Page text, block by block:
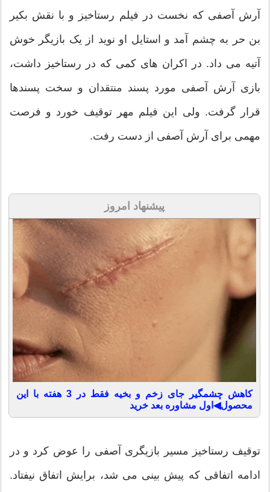
آرش آصفی که نخست در فیلم رستاخیز و با نقش بکیر
بن حر به چشم آمد و استایل او نوید از یک بازیگر خوش
آتیه می‌ داد. در اکران‌ های کمی که در رستاخیز داشت،
بازی آرش آصفی مورد پسند منتقدان و سخت‌ پسندها
قرار گرفت. ولی این فیلم مهر توقیف خورد و فرصت
مهمی برای آرش آصفی از دست رفت.
پیشنهاد امروز
کاهش چشمگیر جای زخم و بخیه فقط در 3 هفته با این
محصول◀اول مشاوره بعد خرید
توقیف رستاخیز مسیر بازیگری آصفی را عوض کرد و در
ادامه اتفاقی که پیش‌ بینی می‌ شد، برایش اتفاق نیفتاد.